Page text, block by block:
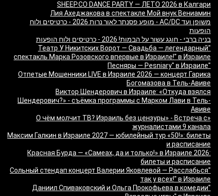
SHEEP.CO DANCE PARTY — ЛЕТО 2026 в Калгари
Лия Ахеджакова в спектакле Мой внук Вениамин
משופן ועד AC/DC - מופע פסנתר לאור נרות 2026 - כרטיסים ולוח
הופעות
בניה ברבי - חוגג עשור על הבמות! 2026 - כרטיסים ולוח הופעות
"Театр У Никитских Ворот — Свадьба — легендарный
спектакль Марка Розовского впервые в Израиле!" в Израиле
"Песняры — Pesniary" в Израиле
Отпетые Мошенники LIVE в Израиле 2026 — концерт Гарика
Богомазова в Тель-Авиве
Виктор Шендерович в Израиле: «Откуда взялся
Шендерович?» - съёмка программы с Марком Лави в Тель-
Авиве
«О чём молчит ТВ? Израиль без цензуры» - Встреча с
журналистами 9 канала
Максим Галкин в Израиле 2027 — юбилейный тур «50!»: билеты
и расписание
Красная Бурда — «Самеах, да и только!» в Израиле 2026:
билеты и расписание
"Сольный стендап концерт Валерии Яковлевой — Расслабься
так у всех!" в Израиле
"Даниил Спиваковский и Ольга Прокофьева в комедии